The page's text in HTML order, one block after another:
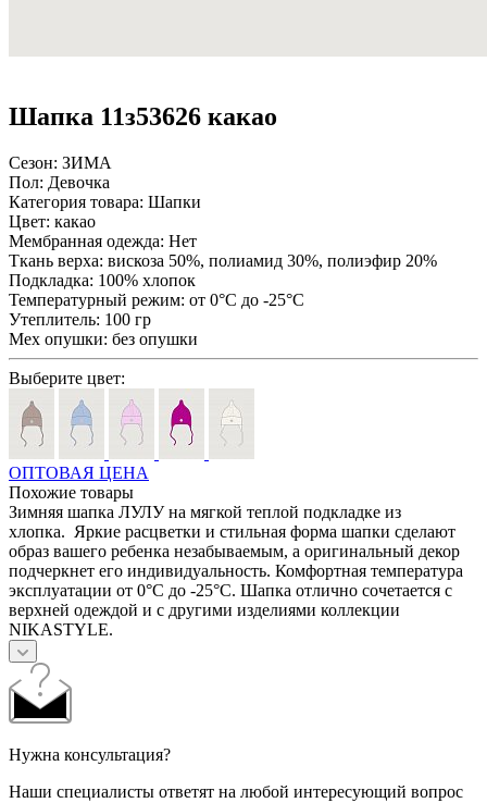
Шапка 11з53626 какао
Сезон: ЗИМА
Пол: Девочка
Категория товара: Шапки
Цвет: какао
Мембранная одежда: Нет
Ткань верха: вискоза 50%, полиамид 30%, полиэфир 20%
Подкладка: 100% хлопок
Температурный режим: от 0°С до -25°С
Утеплитель: 100 гр
Мех опушки: без опушки
Выберите цвет:
ОПТОВАЯ ЦЕНА
Похожие товары
Зимняя шапка ЛУЛУ на мягкой теплой подкладке из
хлопка. Яркие расцветки и стильная форма шапки сделают
образ вашего ребенка незабываемым, а оригинальный декор
подчеркнет его индивидуальность. Комфортная температура
эксплуатации от 0°С до -25°С. Шапка отлично сочетается с
верхней одеждой и с другими изделиями коллекции
NIKASTYLE.
Нужна консультация?
Наши специалисты ответят на любой интересующий вопрос